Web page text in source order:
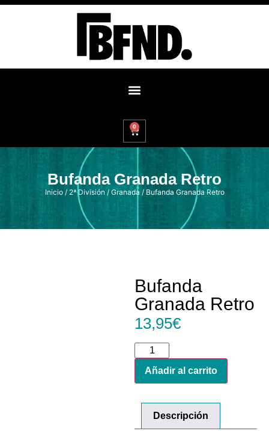
0
Bufanda Granada Retro
Inicio/ 2ª División / Granada / Bufanda Granada Retro
Bufanda
Granada Retro
13,95€
Añadir al carrito
Descripción